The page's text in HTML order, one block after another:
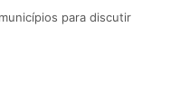
para discutir